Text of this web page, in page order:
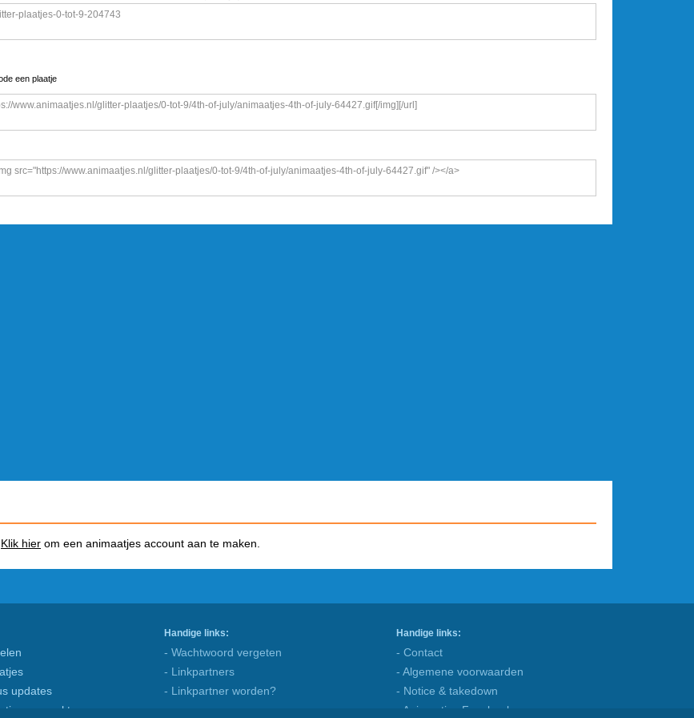
een plaatje
Klik hier om een animaatjes account aan te maken.
updates
gemaakt
Handige links:
- Wachtwoord vergeten
- Linkpartners
- Linkpartner worden?
Handige links:
- Contact
- Algemene voorwaarden
- Notice & takedown
- Animaatjes Facebook